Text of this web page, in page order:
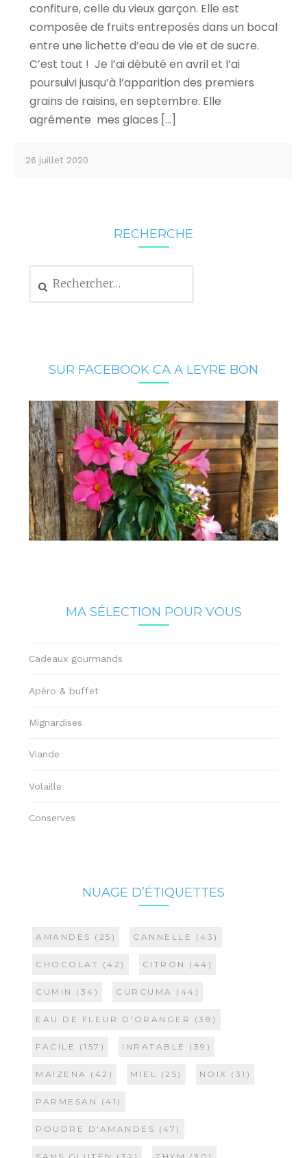
confiture, celle du vieux garçon. Elle est
composée de fruits entreposés dans un bocal
entre une lichette d’eau de vie et de sucre.
C’est tout ! Je l’ai débuté en avril et l’ai
poursuivi jusqu’à l’apparition des premiers
grains de raisins, en septembre. Elle
agrémente mes glaces […]
26 juillet 2020
RECHERCHE
SUR FACEBOOK CA A LEYRE BON
MA SÉLECTION POUR VOUS
Cadeaux gourmands
Apéro & buffet
Mignardises
Viande
Volaille
Conserves
NUAGE D’ÉTIQUETTES
AMANDES (25) CANNELLE (43)
CHOCOLAT (42) CITRON (44)
CUMIN (34) CURCUMA (44)
EAU DE FLEUR D'ORANGER (38)
FACILE (157) INRATABLE (39)
MAIZENA (42) MIEL (25) NOIX (31)
PARMESAN (41)
POUDRE D'AMANDES (47)